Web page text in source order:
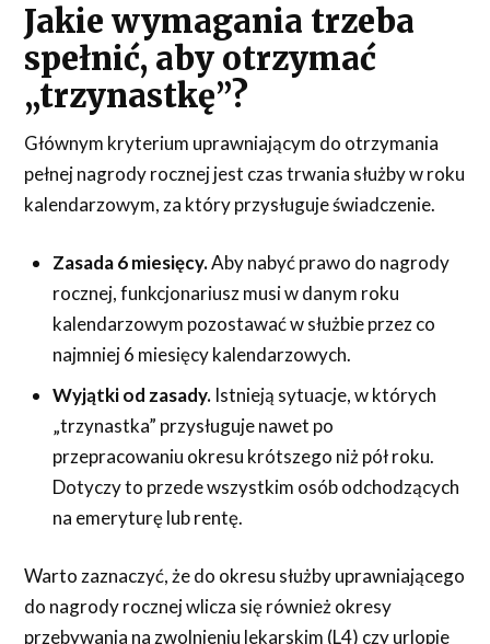
Jakie wymagania trzeba
spełnić, aby otrzymać
„trzynastkę”?
Głównym kryterium uprawniającym do otrzymania
pełnej nagrody rocznej jest czas trwania służby w roku
kalendarzowym, za który przysługuje świadczenie.
Zasada 6 miesięcy.Aby nabyć prawo do nagrody
rocznej, funkcjonariusz musi w danym roku
kalendarzowym pozostawać w służbie przez co
najmniej 6 miesięcy kalendarzowych.
Wyjątki od zasady.Istnieją sytuacje, w których
„trzynastka” przysługuje nawet po
przepracowaniu okresu krótszego niż pół roku.
Dotyczy to przede wszystkim osób odchodzących
na emeryturę lub rentę.
Warto zaznaczyć, że do okresu służby uprawniającego
do nagrody rocznej wlicza się również okresy
przebywania na zwolnieniu lekarskim (L4) czy urlopie